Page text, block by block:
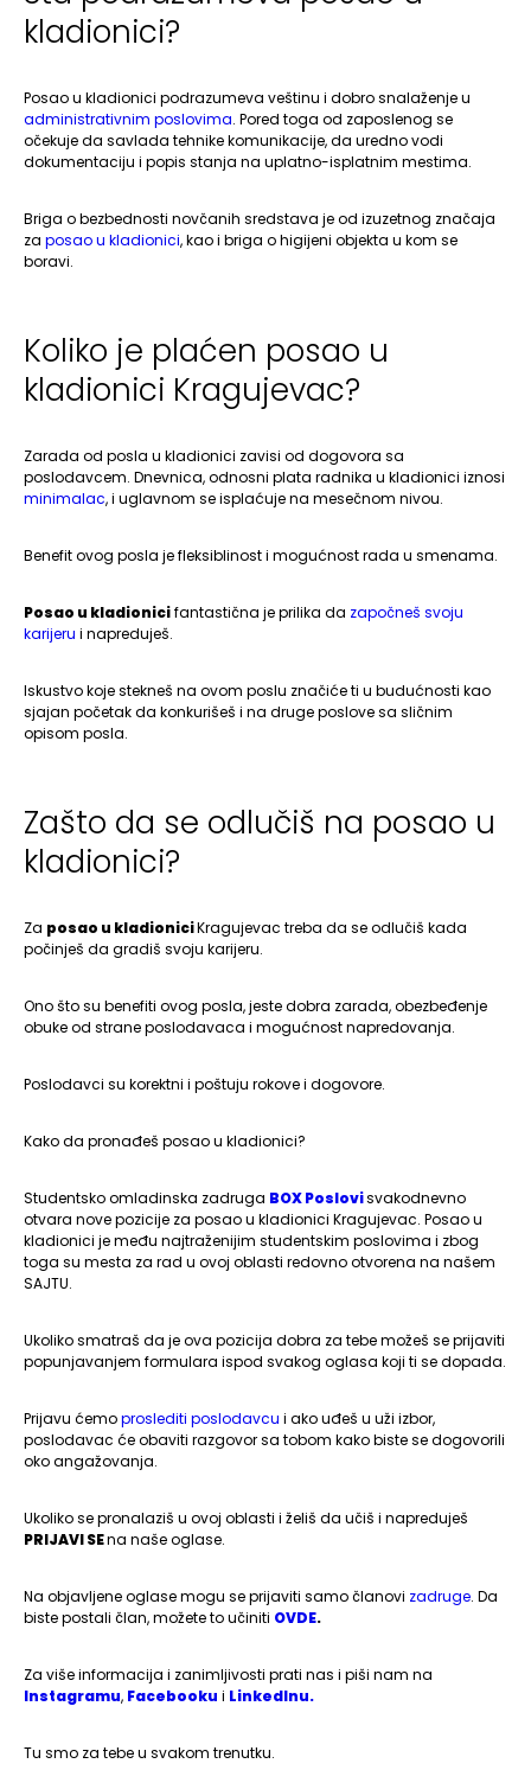
kladionici­?
Posao u kladionici podrazumeva veštinu i dobro snalaženje u
administrativnim poslovima. Pored toga od zaposlenog se
očekuje da savlada tehnike komunikacije, da uredno vodi
dokumentaciju i popis stanja na uplatno-isplatnim mestima.
Briga o bezbednosti novčanih sredstava je od izuzetnog značaja
za posao u kladionici, kao i briga o higijeni objekta u kom se
boravi.
Koliko je plaćen posao u
kladionici Kragujevac?
Zarada od posla u kladionici zavisi od dogovora sa
poslodavcem. Dnevnica, odnosni plata radnika u kladionici iznosi
minimalac, i uglavnom se isplaćuje na mesečnom nivou.
Benefit ovog posla je fleksiblinost i mogućnost rada u smenama.
Posao u kladionicifantastična je prilika da započneš svoju
karijeru i napreduješ.
Iskustvo koje stekneš na ovom poslu značiće ti u budućnosti kao
sjajan početak da konkurišeš i na druge poslove sa sličnim
opisom posla.
Zašto da se odlučiš na posao u
kladionici?
Za posao u kladioniciKragujevac treba da se odlučiš kada
počinješ da gradiš svoju karijeru.
Ono što su benefiti ovog posla, jeste dobra zarada, obezbeđenje
obuke od strane poslodavaca i mogućnost napredovanja.
Poslodavci su korektni i poštuju rokove i dogovore.
Kako da pronađeš posao u kladionici?
Studentsko omladinska zadruga BOX Poslovisvakodnevno
otvara nove pozicije za posao u kladionici Kragujevac. Posao u
kladionici je među najtraženijim studentskim poslovima i zbog
toga su mesta za rad u ovoj oblasti redovno otvorena na našem
SAJTU.
Ukoliko smatraš da je ova pozicija dobra za tebe možeš se prijaviti
popunjavanjem formulara ispod svakog oglasa koji ti se dopada.
Prijavu ćemoproslediti poslodavcu i ako uđeš u uži izbor,
poslodavac će obaviti razgovor sa tobom kako biste se dogovorili
oko angažovanja.
Ukoliko se pronalaziš u ovoj oblasti i želiš da učiš i napreduješ
PRIJAVI SEna naše oglase.
Na objavljene oglase mogu se prijaviti samo članovi zadruge. Da
biste postali član, možete to učiniti OVDE.
Za više informacija i zanimljivosti prati nas i piši nam na
Instagramu, Facebooku i LinkedInu.
Tu smo za tebe u svakom trenutku.